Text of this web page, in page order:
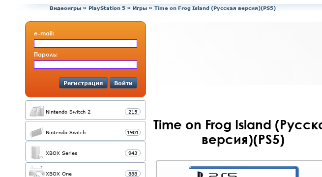
Видеоигры » PlayStation 5 » Игры » Time on Frog Island (Русская версия)(PS5)
e-mail:
Пароль:
Регистрация Войти
Nintendo Switch 2 215
Nintendo Switch 1901
XBOX Series 943
XBOX One 888
Time on Frog Island
версия)(PS5)